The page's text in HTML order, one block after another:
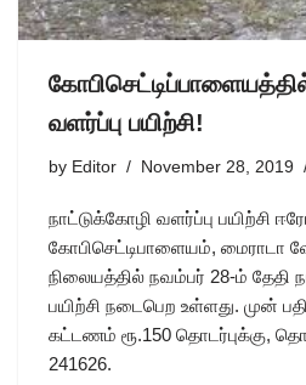
வளர்ப்பு பயிற்சி!
by Editor November 28, 2019
நாட்டுக்கோழி வளர்ப்பு பயிற்சி
கோபிசெட்டிபாளையம், மைராடா
நிலையத்தில் நவம்பர் 28-ம் தேதி
பயிற்சி நடைபெற உள்ளது. முன்
கட்டணம் ரூ.150 தொடர்புக்கு,
241626.